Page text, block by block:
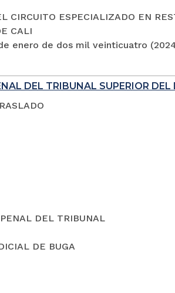
CIRCUITO ESPECIALIZADO EN
CALI
enero de dos mil veinticuatro
DEL TRIBUNAL SUPERIOR
DEL TRIBUNAL
DE BUGA